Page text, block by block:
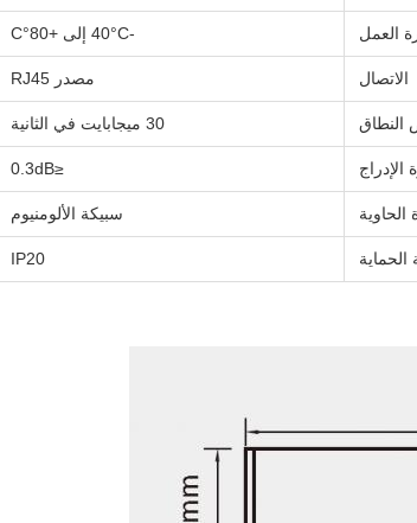
العمل -40°C إلى +80°C
الاتصال مصدر RJ45
30 ميجابايت في الثانية
الإدراج ≤0.3dB
الحاوية سبيكة الألومنيوم
الحماية IP20